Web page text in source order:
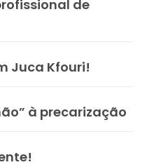
de
Juca Kfouri!
à precarização